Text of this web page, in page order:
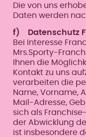
Die von uns
Daten werden
f) Datenschutz
Bei Interesse
Mrs.Sporty-
Ihnen die
Kontakt zu uns
verarbeiten die
Name, Vorname,
Mail-Adresse,
sich als
der Abwicklung
ist insbesondere